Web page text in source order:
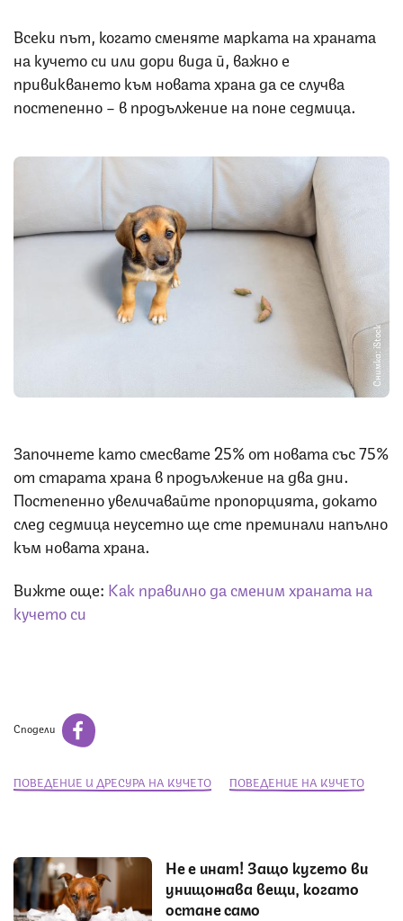
Всеки път, когато сменяте марката на храната
на кучето си или дори вида й, важно е
привикването към новата храна да се случва
постепенно – в продължение на поне седмица.
Снимка: iStock
Започнете като смесвате 25% от новата със 75%
от старата храна в продължение на два дни.
Постепенно увеличавайте пропорцията, докато
след седмица неусетно ще сте преминали напълно
към новата храна.
Вижте още: Как правилно да сменим храната на
кучето си
Сподели
ПОВЕДЕНИЕ И ДРЕСУРА НА КУЧЕТО ПОВЕДЕНИЕ НА КУЧЕТО
Не е инат! Защо кучето ви
унищожава вещи, когато
остане само